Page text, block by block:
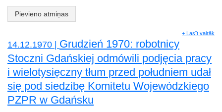
Pievieno atmiņas
+ Lasīt vairāk
14.12.1970 | Grudzień 1970: robotnicy
Stoczni Gdańskiej odmówili podjęcia pracy
i wielotysięczny tłum przed południem udał
się pod siedzibę Komitetu Wojewódzkiego
PZPR w Gdańsku